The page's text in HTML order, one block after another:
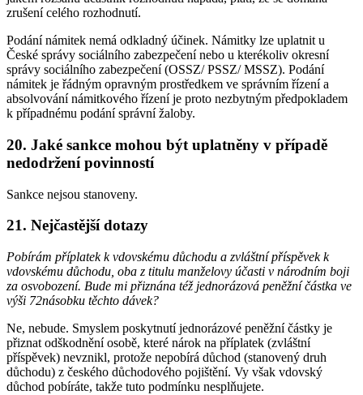
zrušení celého rozhodnutí.
Podání námitek nemá odkladný účinek. Námitky lze uplatnit u
České správy sociálního zabezpečení nebo u kterékoliv okresní
správy sociálního zabezpečení (OSSZ/ PSSZ/ MSSZ). Podání
námitek je řádným opravným prostředkem ve správním řízení a
absolvování námitkového řízení je proto nezbytným předpokladem
k případnému podání správní žaloby.
20. Jaké sankce mohou být uplatněny v případě
nedodržení povinností
Sankce nejsou stanoveny.
21. Nejčastější dotazy
Pobírám příplatek k vdovskému důchodu a zvláštní příspěvek k
vdovskému důchodu, oba z titulu manželovy účasti v národním boji
za osvobození. Bude mi přiznána též jednorázová peněžní částka ve
výši 72násobku těchto dávek?
Ne, nebude. Smyslem poskytnutí jednorázové peněžní částky je
přiznat odškodnění osobě, které nárok na příplatek (zvláštní
příspěvek) nevznikl, protože nepobírá důchod (stanovený druh
důchodu) z českého důchodového pojištění. Vy však vdovský
důchod pobíráte, takže tuto podmínku nesplňujete.